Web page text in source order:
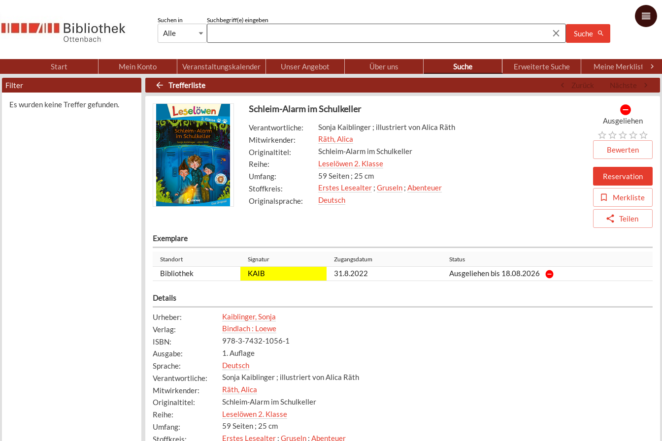
Suchen in
Alle
Suchbegriff(e) eingeben
Suche
Start Mein Konto Veranstaltungskalender Unser Angebot Über uns Suche Erweiterte Suche Meine Merkliste
Filter
Es wurden keine Treffer gefunden.
Trefferliste Zurück Nächste
Schleim-Alarm im Schulkeller
Verantwortliche:
Sonja Kaiblinger ; illustriert von Alica Räth
Mitwirkender:
Räth, Alica
Originaltitel:
Schleim-Alarm im Schulkeller
Reihe:
Leselöwen 2. Klasse
Umfang:
59 Seiten ; 25 cm
Stoffkreis: Erstes Lesealter; Gruseln; Abenteuer
Originalsprache: Deutsch
Ausgeliehen
Bewerten
Reservation
Merkliste
Teilen
Exemplare
Standort Signatur Zugangsdatum Status
Bibliothek KAIB 31.8.2022 Ausgeliehen bis 18.08.2026
Details
Urheber:
Kaiblinger, Sonja
Verlag:
Bindlach : Loewe
ISBN:
978-3-7432-1056-1
Ausgabe:
1. Auflage
Sprache:
Deutsch
Verantwortliche:
Sonja Kaiblinger ; illustriert von Alica Räth
Mitwirkender:
Räth, Alica
Originaltitel:
Schleim-Alarm im Schulkeller
Reihe:
Leselöwen 2. Klasse
Umfang:
59 Seiten ; 25 cm
Stoffkreis: Erstes Lesealter; Gruseln; Abenteuer